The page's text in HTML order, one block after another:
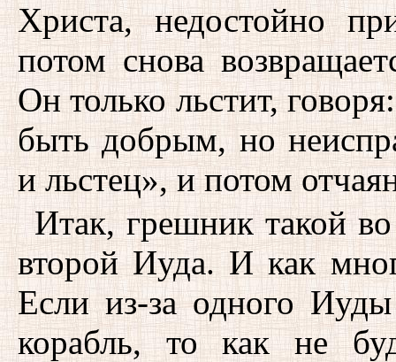
Христа, недостойно
потом снова
Он только льстит,
быть добрым, но
и льстец», и потом
Итак, грешник такой
второй Иуда. И как
Если из-за одного
корабль, то как не